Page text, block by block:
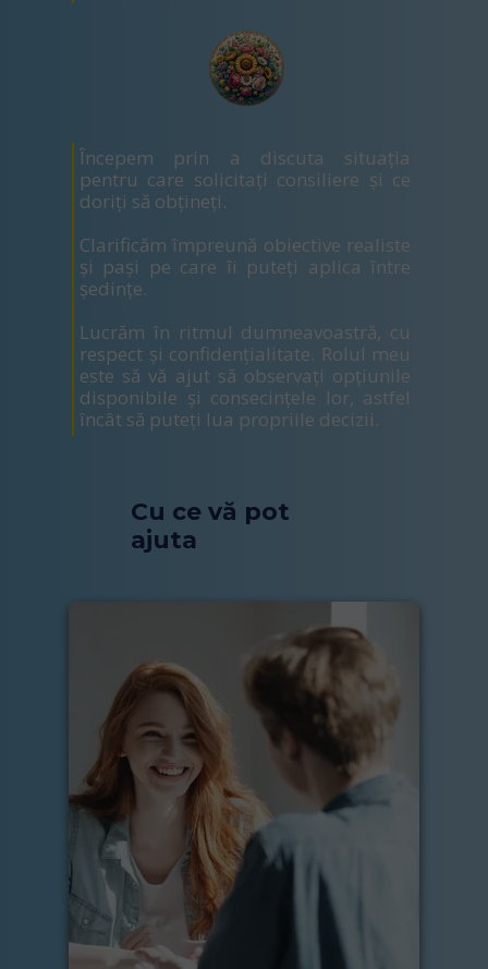
Începem prin a discuta situația
pentru care solicitați consiliere și ce
doriți să obțineți.
Clarificăm împreună obiective realiste
și pași pe care îi puteți aplica între
ședințe.
Lucrăm în ritmul dumneavoastră, cu
respect și confidențialitate. Rolul meu
este să vă ajut să observați opțiunile
disponibile și consecințele lor, astfel
încât să puteți lua propriile decizii.
Cu ce vă pot
ajuta